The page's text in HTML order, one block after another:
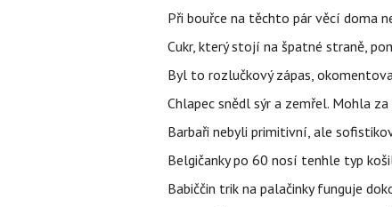
Při bouřce na těchto pár věcí doma
Cukr, který stojí na špatné straně,
Byl to rozlučkový zápas,
Chlapec snědl sýr a zemřel. Mohla
Barbaři nebyli primitivní, ale
Belgičanky po 60 nosí tenhle typ
Babiččin trik na palačinky funguje